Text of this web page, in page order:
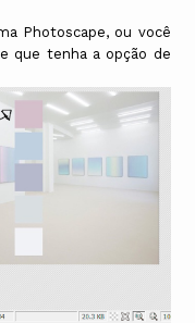
Photoscape, ou você
que tenha a opção de